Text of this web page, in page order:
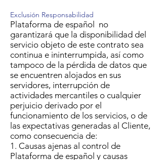
Exclusión Responsabilidad
Plataforma de español no
garantizará que la disponibilidad del
servicio objeto de este contrato sea
continua e ininterrumpida, así como
tampoco de la pérdida de datos que
se encuentren alojados en sus
servidores, interrupción de
actividades mercantiles o cualquier
perjuicio derivado por el
funcionamiento de los servicios, o de
las expectativas generadas al Cliente,
como consecuencia de:
1. Causas ajenas al control de
Plataforma de español y causas